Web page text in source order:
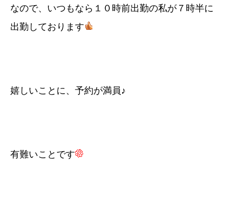
なので、いつもなら１０時前出勤の私が７時半に
出勤しております
嬉しいことに、予約が満員♪
有難いことです